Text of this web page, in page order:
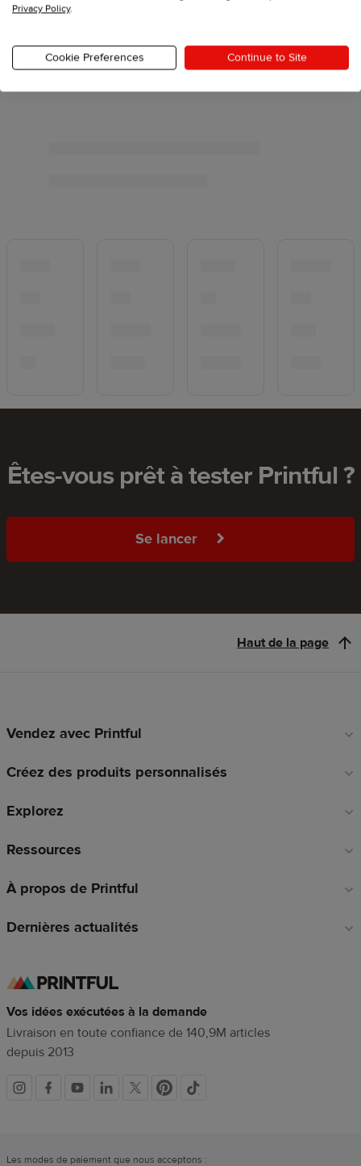
Êtes-vous prêt à tester Printful ?
Se lancer
Haut de la page
Liens
pied
page
Vendez avec Printful
Créez des produits personnalisés
Explorez
Ressources
À propos de Printful
Dernières actualités
Vos idées exécutées à la demande
Livraison en toute confiance de 140,9M articles
depuis 2013
Liens
Les modes de paiement que nous acceptons :
Privacy Policy.
Cookie Preferences Continue to Site